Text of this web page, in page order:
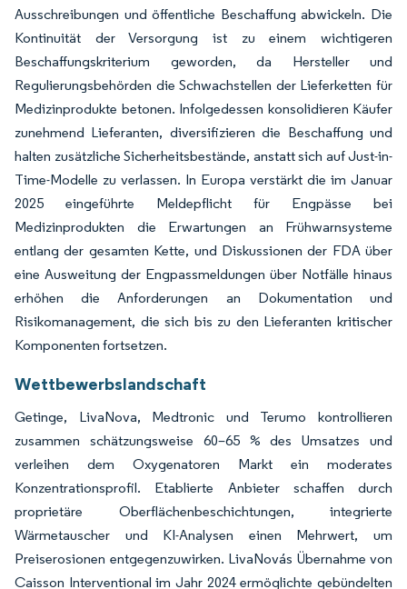
Ausschreibungen und öffentliche Beschaffung abwickeln. Die
Kontinuität der Versorgung ist zu einem wichtigeren
Beschaffungskriterium geworden, da Hersteller und
Regulierungsbehörden die Schwachstellen der Lieferketten für
Medizinprodukte betonen. Infolgedessen konsolidieren Käufer
zunehmend Lieferanten, diversifizieren die Beschaffung und
halten zusätzliche Sicherheitsbestände, anstatt sich auf Just-in-
Time-Modelle zu verlassen. In Europa verstärkt die im Januar
2025 eingeführte Meldepflicht für Engpässe bei
Medizinprodukten die Erwartungen an Frühwarnsysteme
entlang der gesamten Kette, und Diskussionen der FDA über
eine Ausweitung der Engpassmeldungen über Notfälle hinaus
erhöhen die Anforderungen an Dokumentation und
Risikomanagement, die sich bis zu den Lieferanten kritischer
Komponenten fortsetzen.
Wettbewerbslandschaft
Getinge, LivaNova, Medtronic und Terumo kontrollieren
zusammen schätzungsweise 60–65 % des Umsatzes und
verleihen dem Oxygenatoren Markt ein moderates
Konzentrationsprofil. Etablierte Anbieter schaffen durch
proprietäre Oberflächenbeschichtungen, integrierte
Wärmetauscher und KI-Analysen einen Mehrwert, um
Preiserosionen entgegenzuwirken. LivaNovás Übernahme von
Caisson Interventional im Jahr 2024 ermöglichte gebündelten